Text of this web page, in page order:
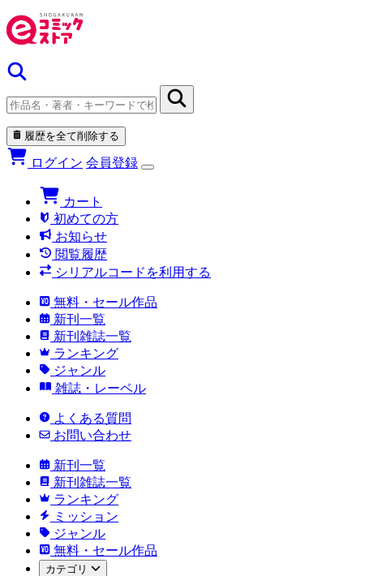
履歴を全て削除する
ログイン 会員登録
カート
初めての方
お知らせ
閲覧履歴
シリアルコードを利用する
無料・セール作品
新刊一覧
新刊雑誌一覧
ランキング
ジャンル
雑誌・レーベル
よくある質問
お問い合わせ
新刊一覧
新刊雑誌一覧
ランキング
ミッション
ジャンル
無料・セール作品
カテゴリ